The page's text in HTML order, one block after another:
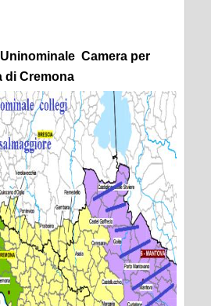
Camera per
di Cremona